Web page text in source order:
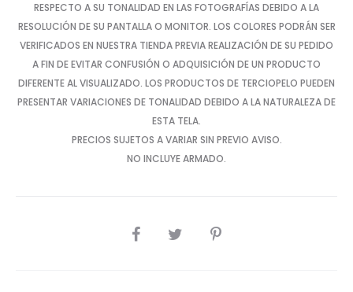
RESPECTO A SU TONALIDAD EN LAS FOTOGRAFÍAS DEBIDO A LA
RESOLUCIÓN DE SU PANTALLA O MONITOR. LOS COLORES PODRÁN SER
VERIFICADOS EN NUESTRA TIENDA PREVIA REALIZACIÓN DE SU PEDIDO
A FIN DE EVITAR CONFUSIÓN O ADQUISICIÓN DE UN PRODUCTO
DIFERENTE AL VISUALIZADO. LOS PRODUCTOS DE TERCIOPELO PUEDEN
PRESENTAR VARIACIONES DE TONALIDAD DEBIDO A LA NATURALEZA DE
ESTA TELA.
PRECIOS SUJETOS A VARIAR SIN PREVIO AVISO.
NO INCLUYE ARMADO.
SHARE